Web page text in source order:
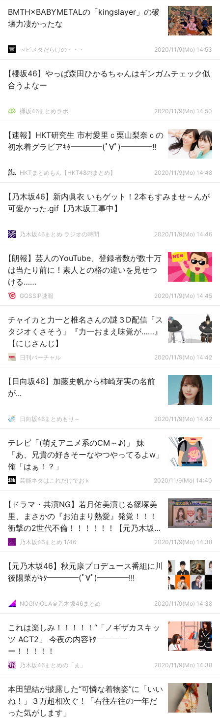
BMTH×BABYMETALの「kingslayer」の破
壊力凄かったな
べビメタだらけの・・・ 2020/11/9(Mo) 14:53
【櫻坂46】やっぱ森田ひかるちゃんはギンガムチェック似
合うよなー
欅坂46まとめラボ 2020/11/9(Mo) 14:50
【速報】HKT研究生 市村愛里ｃ栗山梨奈ｃの
初水着グラビアｷﾀ━━━━(ﾟ∀ﾟ)━━━━!!
HKTまとめもん【HKT48のまとめ】 2020/11/9(Mo) 14:48
【乃木坂46】新内眞衣 いもゲット！2本もすみませ～んが
可愛かった.gif【乃木坂工事中】
乃木坂46まとめ ラジオの時間 2020/11/9(Mo) 14:46
【朗報】芸人のYouTube、登録者数が数十万
は当たり前に！素人との格の違いを見せつ
ける……
GOSSIP速報 2020/11/9(Mo) 14:45
チャイカと力一と椎名さんの謎３D配信『ス
タジオくさそう』『力一おまえ味覚が……』
【にじさんじ】
日刊バーチャル 2020/11/9(Mo) 14:42
【日向坂46】加藤史帆から柿崎芽実の名前
が...
日向坂46まとめもり～ 2020/11/9(Mo) 14:42
テレビ「(萌えアニメ系のCM～♪)」 妹
「あ、兄貴の好きそーなやつやってるよw」
俺「はぁ！？」
芸能ネタはこれだけでおｋ 2020/11/9(Mo) 14:40
【ドラマ・共演NG】若月佑美演じる篠塚美
里、まさかの『お泊まり熱愛』発覚！！！
衝撃の2世代不倫！！！！！！【元乃木坂
46】乃木坂46まとめ 1/46 2020/11/9(Mo) 14:38
【元乃木坂46】秋元康プロデュース番組に川
後陽菜がｷﾀ━━━━(ﾟ∀ﾟ)━━━━!!!
NOGIVIOLA＠乃木坂46まとめ 2020/11/9(Mo) 14:38
これは楽しみ！！！！！“「ノギザカスキッ
ツ ACT2」 今夜の内容ｷﾀーーーー
ー！！！！！
乃木坂46まとめの「ま」 2020/11/9(Mo) 14:38
本田望結が披露した“可憐な着物姿”に「いい
ね！」３万超相次ぐ！「右往左往の一年だ
った気がします」